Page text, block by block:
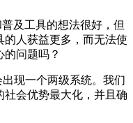
及工具的想法很好，但
的人获益更多，而无法使
的问题吗？
现一个两级系统。我们
社会优势最大化，并且确